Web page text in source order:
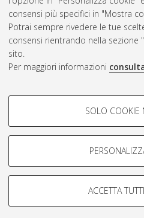
consensi più specifici in "Mostra
Potrai sempre rivedere le tue
consensi rientrando nella sezione
sito.
Per maggiori informazioni
COOKIE DI PROFILAZIONE -
Si tratta di cookie utilizzati per
navigazione degli utenti, creare
Mostra cookie di profilazione
COOKIE TECNICI -
SOLO COOKIE
ACCETTA
Rss 2.0
ISSN: 2038-7946
Impostazioni Cookie
Informativa sulla privacy
Condizioni d’uso del sito